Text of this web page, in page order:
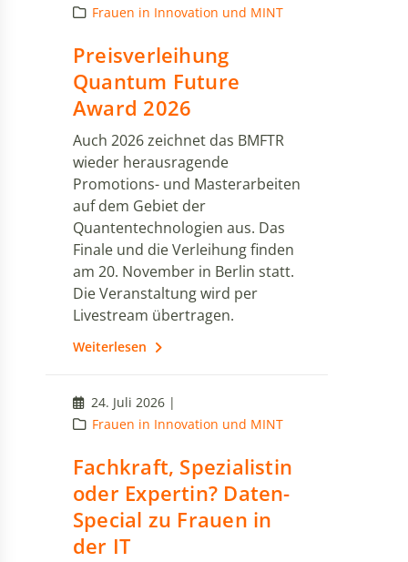
Frauen in Innovation und MINT
Preisverleihung
Quantum Future
Award 2026
Auch 2026 zeichnet das BMFTR
wieder herausragende
Promotions- und Masterarbeiten
auf dem Gebiet der
Quantentechnologien aus. Das
Finale und die Verleihung finden
am 20. November in Berlin statt.
Die Veranstaltung wird per
Livestream übertragen.
Weiterlesen
24. Juli 2026 |
Frauen in Innovation und MINT
Fachkraft, Spezialistin
oder Expertin? Daten-
Special zu Frauen in
der IT